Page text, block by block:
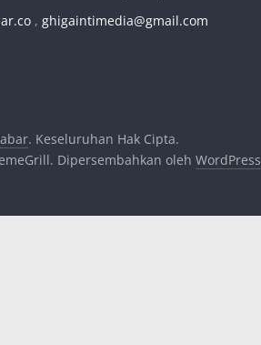
, ghigaintimedia@gmail.com
. Keseluruhan Hak Cipta.
Dipersembahkan oleh WordPress